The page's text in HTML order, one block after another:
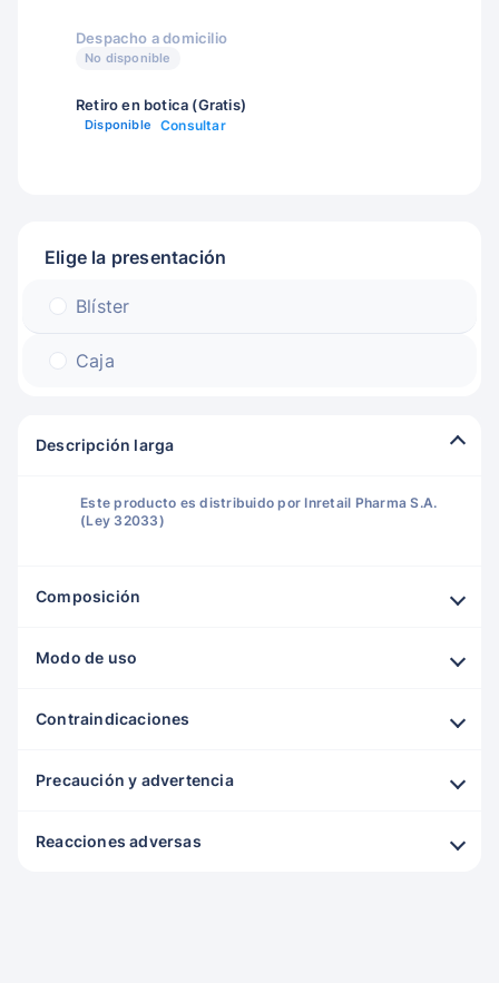
Despacho a domicilio
No disponible
Retiro en botica (Gratis)
Disponible Consultar
Elige la presentación
Blíster
Caja
Descripción larga
Este producto es distribuido por Inretail Pharma S.A.
(Ley 32033)
Composición
Modo de uso
Contraindicaciones
Precaución y advertencia
Reacciones adversas